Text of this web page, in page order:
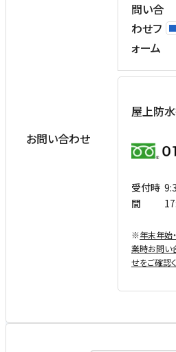
お問い合わせ
問い合
わせフ
ォーム
屋上防
受付時
間
※年末年始
業時お問い
せをご確認